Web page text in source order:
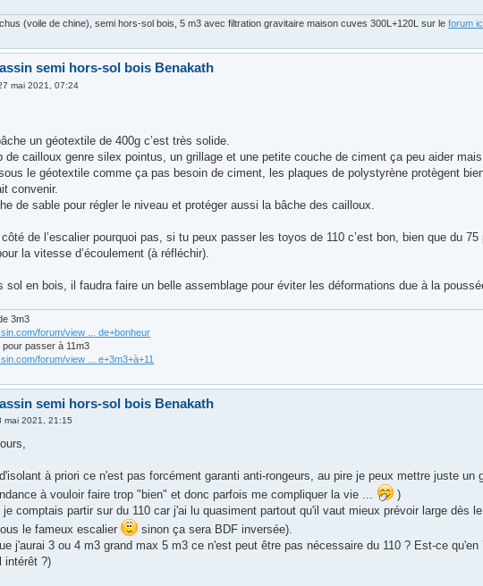
(voile de chine), semi hors-sol bois, 5 m3 avec filtration gravitaire maison cuves 300L+120L sur leforum
semi hors-sol bois Benakath
mai 2021, 07:24
un géotextile de 400g c’est très solide.
de cailloux genre silex pointus, un grillage et une petite couche de ciment ça peu aider mais
le géotextile comme ça pas besoin de ciment, les plaques de polystyrène protègent
convenir.
de sable pour régler le niveau et protéger aussi la bâche des cailloux.
côté de l’escalier pourquoi pas, si tu peux passer les toyos de 110 c’est bon, bien que du
la vitesse d’écoulement (à réfléchir).
sol en bois, il faudra faire un belle assemblage pour éviter les déformations due à la
3m3
forum/view ... de+bonheur
passer à 11m3
forum/view ... e+3m3+à+11
semi hors-sol bois Benakath
mai 2021, 21:15
à priori ce n'est pas forcément garanti anti-rongeurs, au pire je peux mettre juste un
à vouloir faire trop "bien" et donc parfois me compliquer la vie ...
)
je comptais partir sur du 110 car j'ai lu quasiment partout qu'il vaut mieux prévoir large dès
le fameux escalier
sinon ça sera BDF inversée).
j'aurai 3 ou 4 m3 grand max 5 m3 ce n'est peut être pas nécessaire du 110 ? Est-ce
intérêt ?)